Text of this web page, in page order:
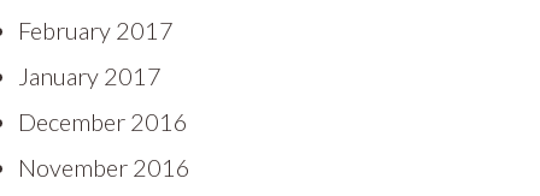
February 2017
January 2017
December 2016
November 2016